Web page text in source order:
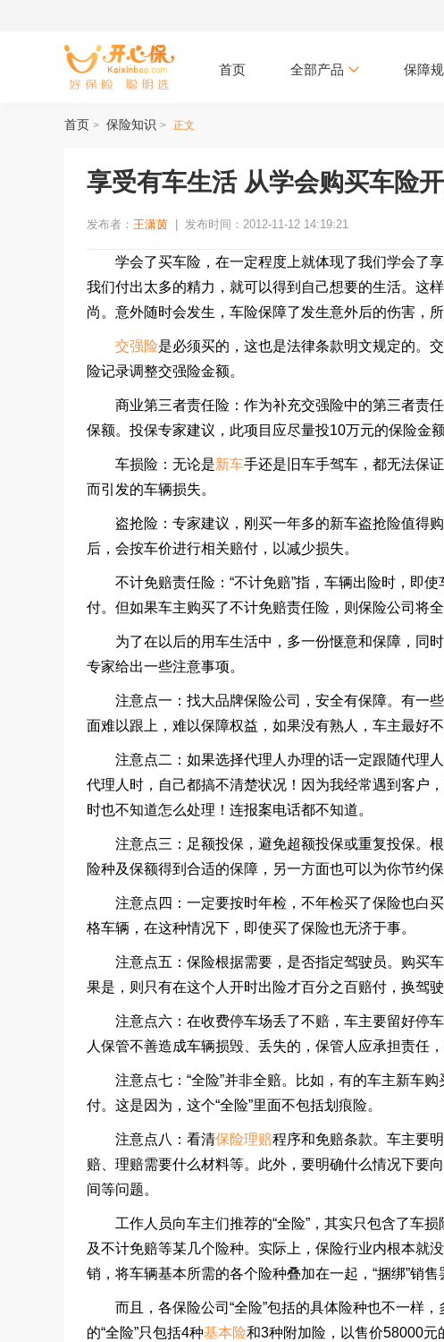
首页 全部产品 保障
首页 > 保险知识 > 正文
享受有车生活 从学会购买车险
发布者： 王潇茵 发布时间：2012-11-12 14:19:21
学会了买车险，在一定程度上就体现了我们学会了享
我们付出太多的精力，就可以得到自己想要的生活。这
尚。意外随时会发生，车险保障了发生意外后的伤害，
交强险是必须买的，这也是法律条款明文规定的。
险记录调整交强险金额。
商业第三者责任险：作为补充交强险中的第三者责任
保额。投保专家建议，此项目应尽量投10万元的保险金额
车损险：无论是新车手还是旧车手驾车，都无法保
而引发的车辆损失。
盗抢险：专家建议，刚买一年多的新车盗抢险值得购
后，会按车价进行相关赔付，以减少损失。
不计免赔责任险： “不计免赔”指，车辆出险时，即
付。但如果车主购买了不计免赔责任险，则保险公司将全
为了在以后的用车生活中，多一份惬意和保障，同时
专家给出一些注意事项。
注意点一：找大品牌保险公司，安全有保障。有一些
面难以跟上，难以保障权益，如果没有熟人，车主最好
注意点二：如果选择代理人办理的话一定跟随代理人
代理人时，自己都搞不清楚状况！因为我经常遇到客户
时也不知道怎么处理！连报案电话都不知道。
注意点三：足额投保，避免超额投保或重复投保。根
险种及保额得到合适的保障，另一方面也可以为你节约保
注意点四：一定要按时年检，不年检买了保险也白买
格车辆，在这种情况下，即使买了保险也无济于事。
注意点五：保险根据需要，是否指定驾驶员。购买车
果是，则只有在这个人开时出险才百分之百赔付，换驾驶
注意点六：在收费停车场丢了不赔，车主要留好停车
人保管不善造成车辆损毁、丢失的，保管人应承担责任
注意点七： “全险”并非全赔。比如，有的车主新车购
付。这是因为，这个“全险”里面不包括划痕险。
注意点八：看清保险理赔程序和免赔条款。车主要
赔、理赔需要什么材料等。此外，要明确什么情况下要
间等问题。
工作人员向车主们推荐的“全险” ，其实只包含了车
及不计免赔等某几个险种。实际上，保险行业内根本就
销，将车辆基本所需的各个险种叠加在一起， “捆绑”销售
而且，各保险公司 “全险”包括的具体险种也不一样，
的“全险”只包括4种基本险和3种附加险，以售价58000元